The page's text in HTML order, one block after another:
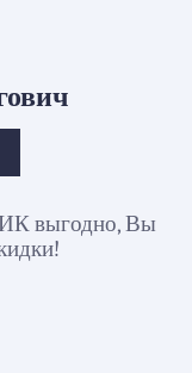
выгодно, Вы